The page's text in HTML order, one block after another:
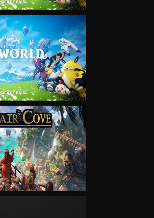
VIEW
VIEW